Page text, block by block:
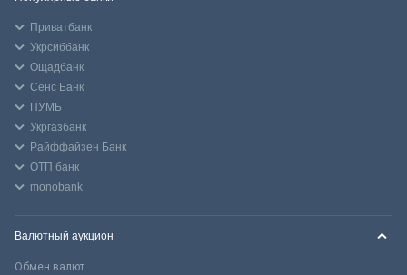
Приватбанк
Укрсиббанк
Ощадбанк
Сенс Банк
ПУМБ
Укргазбанк
Райффайзен Банк
ОТП банк
monobank
Валютный аукцион
Обмен валют